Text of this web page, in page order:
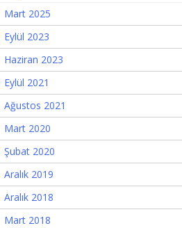
Mart 2025
Eylül 2023
Haziran 2023
Eylül 2021
Ağustos 2021
Mart 2020
Şubat 2020
Aralık 2019
Aralık 2018
Mart 2018